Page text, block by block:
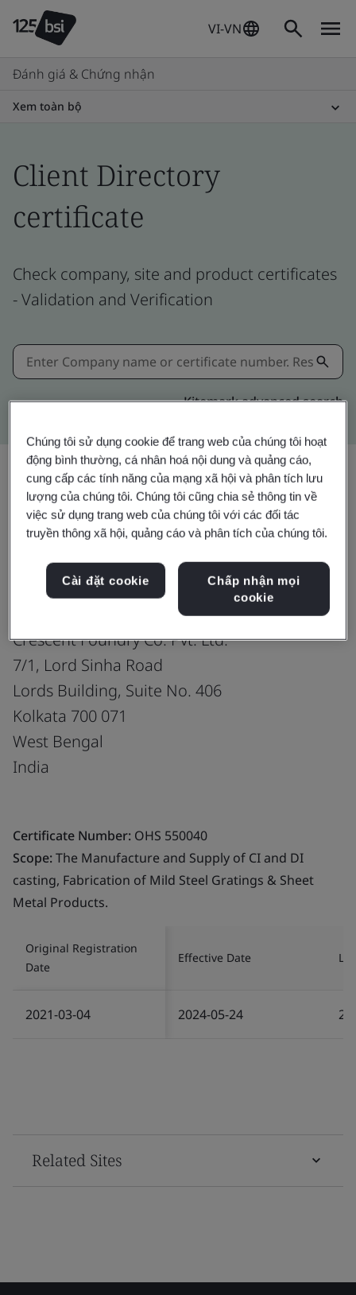
VI-VN
Đánh giá & Chứng nhận
Xem toàn bộ
Client Directory
certificate
Check company, site and product certificates
- Validation and Verification
Kitemark advanced search
Chia sẻ:
ISO 45001:2018
Crescent Foundry Co. Pvt. Ltd.
7/1, Lord Sinha Road
Lords Building, Suite No. 406
Kolkata 700 071
West Bengal
India
Certificate Number: OHS 550040
Scope:The Manufacture and Supply of CI and DI
casting, Fabrication of Mild Steel Gratings & Sheet
Metal Products.
Original Registration
Date
Effective Date
2021-03-04 2024-05-24
Related Sites
Chúng tôi sử dụng cookie để trang web của chúng tôi hoạt
động bình thường, cá nhân hoá nội dung và quảng cáo,
cung cấp các tính năng của mạng xã hội và phân tích lưu
lượng của chúng tôi. Chúng tôi cũng chia sẻ thông tin về
việc sử dụng trang web của chúng tôi với các đối tác
truyền thông xã hội, quảng cáo và phân tích của chúng tôi.
Cài đặt cookie
Chấp nhận mọi
cookie